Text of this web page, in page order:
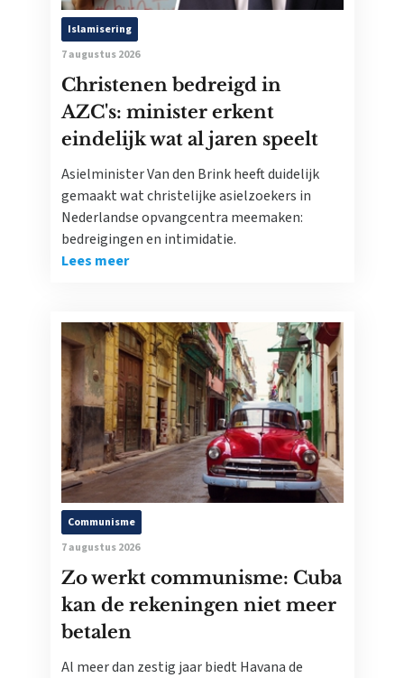
Islamisering
7 augustus 2026
Christenen bedreigd in
AZC's: minister erkent
eindelijk wat al jaren speelt
Asielminister Van den Brink heeft duidelijk
gemaakt wat christelijke asielzoekers in
Nederlandse opvangcentra meemaken:
bedreigingen en intimidatie.
Lees meer
Communisme
7 augustus 2026
Zo werkt communisme: Cuba
kan de rekeningen niet meer
betalen
Al meer dan zestig jaar biedt Havana de